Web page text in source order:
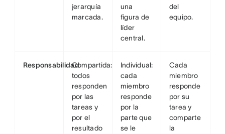
jerarquía
marcada.
una
figura de
líder
central.
del
equipo.
ResponsabilidadCompartida:
todos
responden
por las
tareas y
por el
resultado
Individual:
cada
miembro
responde
por la
parte que
se le
Cada
miembro
responde
por su
tarea y
comparte
la